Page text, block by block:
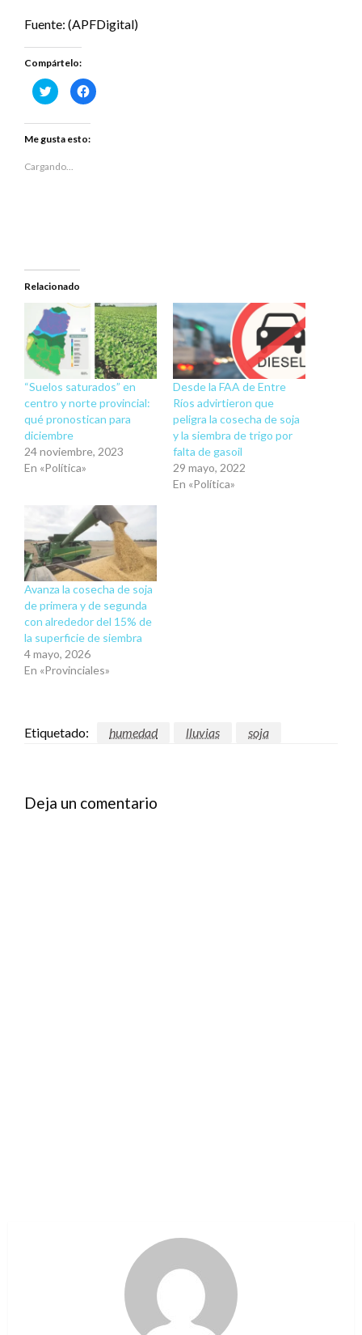
Fuente: (APFDigital)
Compártelo:
Haz
clic
en
Twitter
(Se
en
Haz
clic
Me gusta esto:
Cargando...
Relacionado
“Suelos saturados” en
centro y norte provincial:
qué pronostican para
diciembre
24 noviembre, 2023
En «Política»
Desde la FAA de Entre
Ríos advirtieron que
peligra la cosecha de soja
y la siembra de trigo por
falta de gasoil
29 mayo, 2022
En «Política»
Avanza la cosecha de soja
de primera y de segunda
con alrededor del 15% de
la superficie de siembra
4 mayo, 2026
En «Provinciales»
Etiquetado: humedad lluvias soja
Deja un comentario